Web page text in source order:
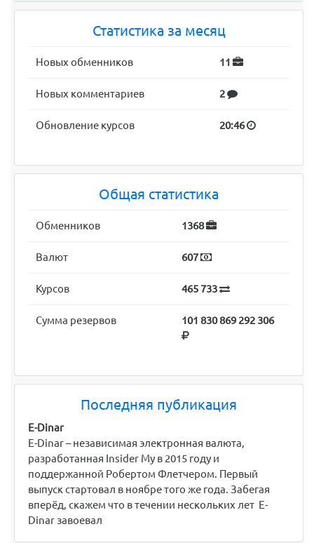
Статистика за месяц
Новых обменников 11
Новых комментариев 2
Обновление курсов 20:46
Общая статистика
Обменников 1368
Валют 607
Курсов 465 733
Сумма резервов 101 830 869 292 306
Последняя публикация
E-Dinar
E-Dinar – независимая электронная валюта,
разработанная Insider My в 2015 году и
поддержанной Робертом Флетчером. Первый
выпуск стартовал в ноябре того же года. Забегая
вперёд, скажем что в течении нескольких лет E-
Dinar завоевал